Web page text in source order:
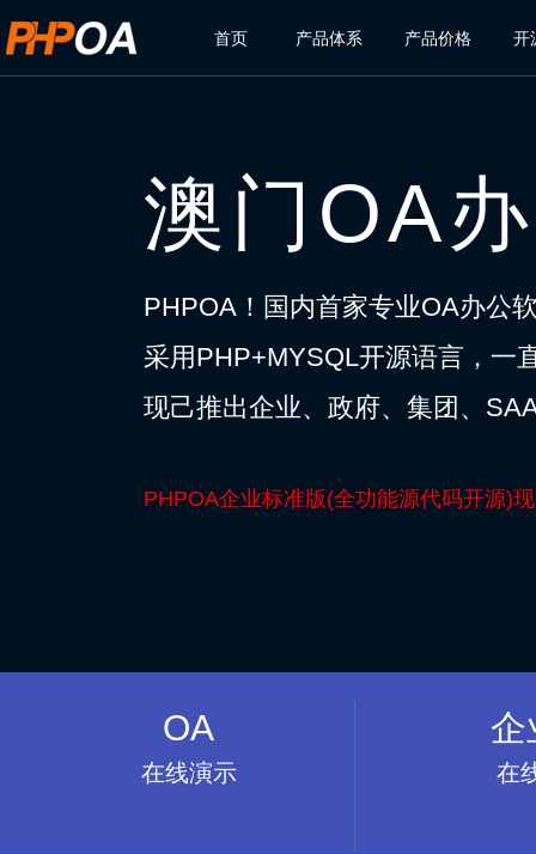
首页 产品体系 产品价格 开
澳门OA
PHPOA！国内首家专业OA办公
采用PHP+MYSQL开源语言，一
现己推出企业、政府、集团、
PHPOA企业标准版(全功能源代码开源)
OA
在线演示
企
在